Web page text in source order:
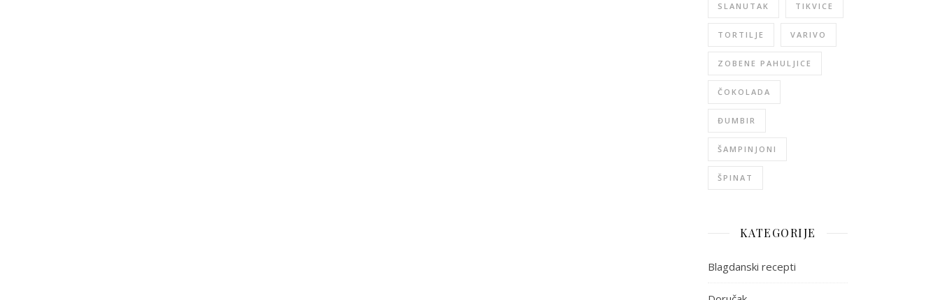
SLANUTAK TIKVICE
TORTILJE VARIVO
ZOBENE PAHULJICE
ČOKOLADA
ĐUMBIR
ŠAMPINJONI
ŠPINAT
KATEGORIJE
Blagdanski recepti